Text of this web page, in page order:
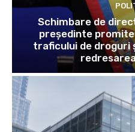
Schimbare de
președinte
traficului de